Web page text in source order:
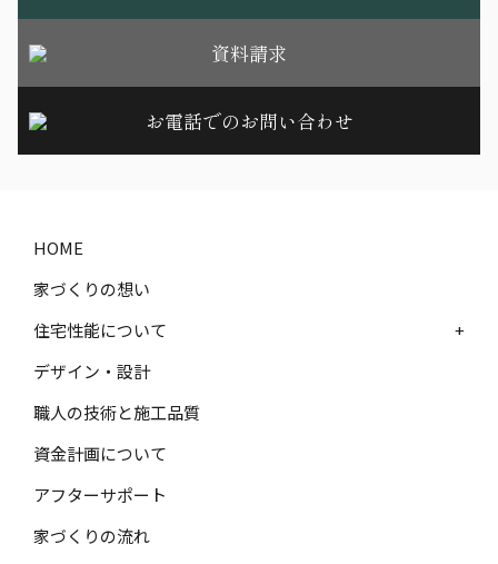
資料請求
お電話でのお問い合わせ
HOME
家づくりの想い
住宅性能について
+
デザイン・設計
職人の技術と施工品質
資金計画について
アフターサポート
家づくりの流れ